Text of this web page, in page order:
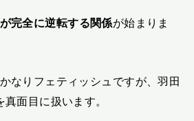
完全に逆転する関係が始まりま
なりフェティッシュですが、羽田
面目に扱います。